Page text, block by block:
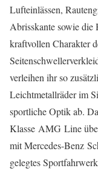
Lufteinlässen,
Abrisskante sowie
kraftvollen Charakter
verleihen ihr so
Leichtmetallräder im
sportliche Optik ab.
Klasse AMG Line
mit Mercedes-Benz
gelegtes